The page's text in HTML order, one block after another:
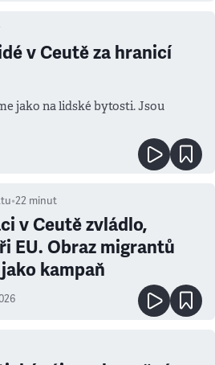
v Ceutě za hranicí
jako na lidské bytosti. Jsou
•22 minut
v Ceutě zvládlo,
EU. Obraz migrantů
kampaň